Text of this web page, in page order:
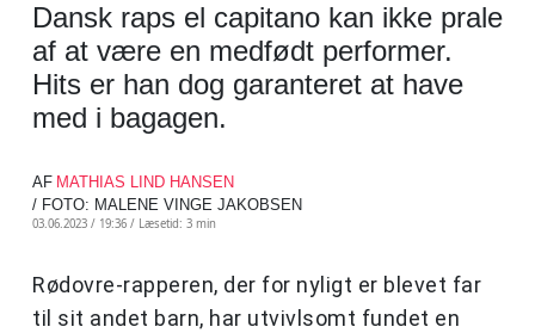
Dansk raps el capitano kan ikke prale
af at være en medfødt performer.
Hits er han dog garanteret at have
med i bagagen.
AF MATHIAS LIND HANSEN
/ FOTO: MALENE VINGE JAKOBSEN
03.06.2023 / 19:36 / Læsetid: 3 min
Rødovre-rapperen, der for nyligt er blevet far
til sit andet barn, har utvivlsomt fundet en